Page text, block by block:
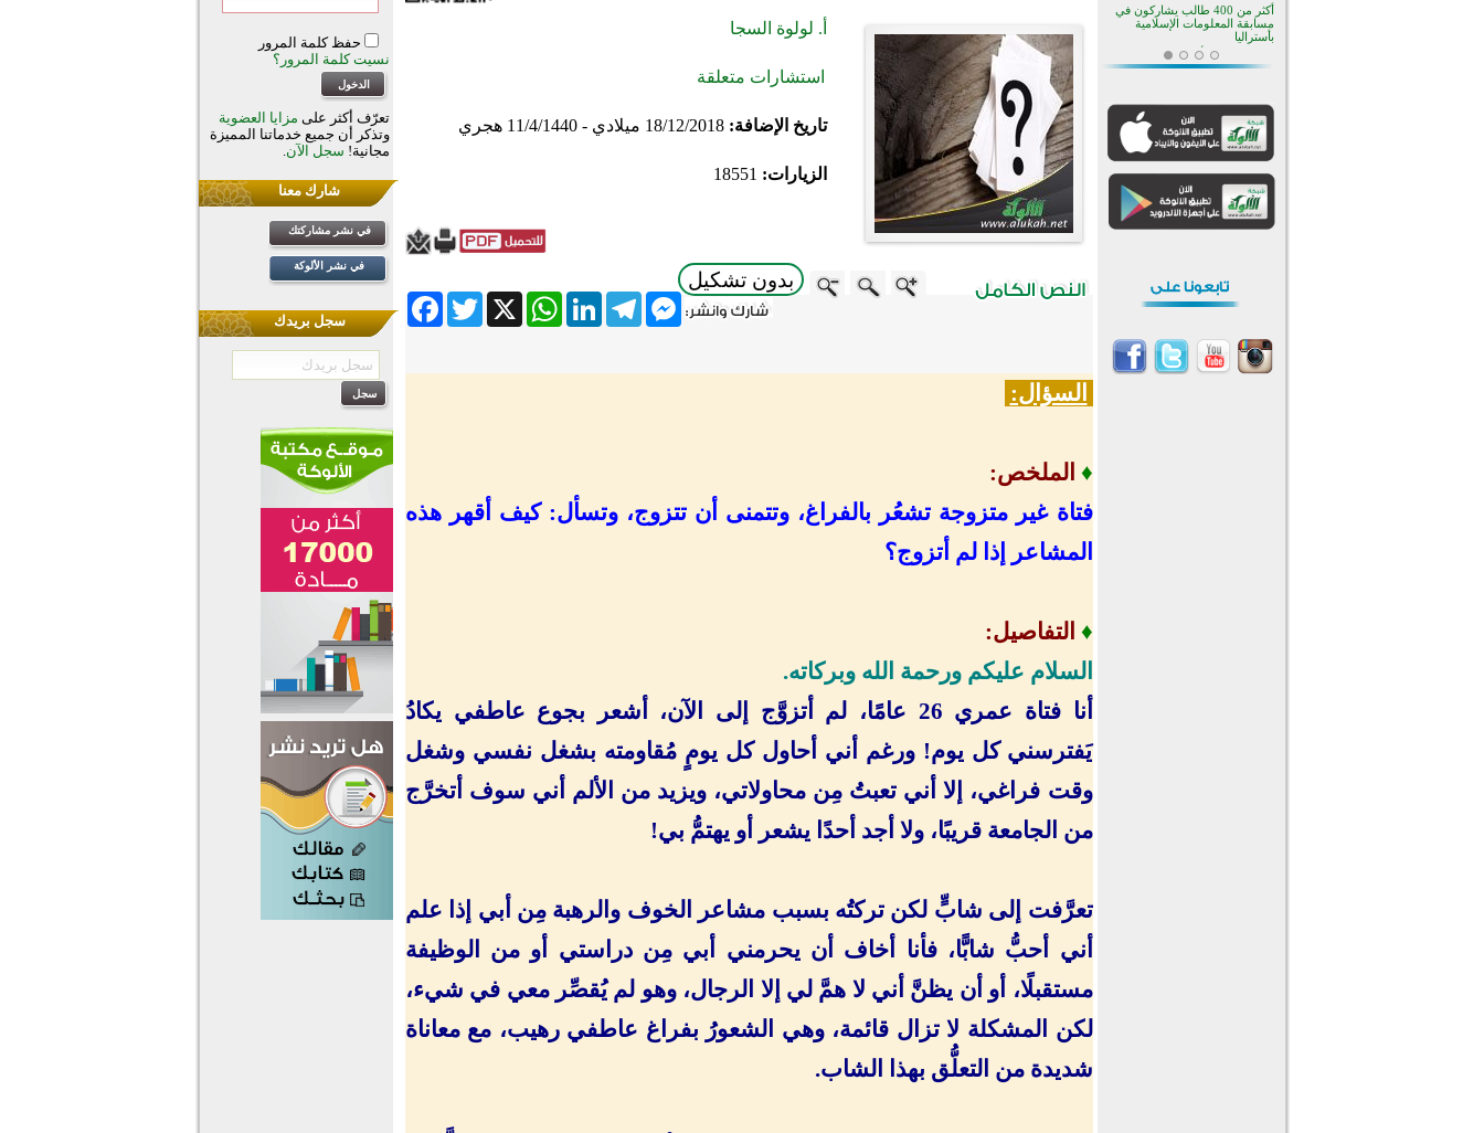
أ. لولوة السجا
استشارات متعلقة
تاريخ الإضافة:18/12/2018 ميلادي - 11/4/1440 هجري
الزيارات: 18551
بدون تشكيل
FacebookTwitter X
WhatsAppLinkedInTelegram
Messenger
السؤال:
♦ الملخص:
فتاة غير متزوجة تشعُر بالفراغ، وتتمنى أن تتزوج، وتسأل: كيف أقهر هذه
المشاعر إذا لم أتزوج؟
♦ التفاصيل:
السلام عليكم ورحمة الله وبركاته.
أنا فتاة عمري 26 عامًا، لم أتزوَّج إلى الآن، أشعر بجوع عاطفي يكادُ
يَفترسني كل يوم! ورغم أني أحاول كل يومٍ مُقاومته بشغل نفسي وشغل
وقت فراغي، إلا أني تعبتُ مِن محاولاتي، ويزيد من الألم أني سوف أتخرَّج
من الجامعة قريبًا، ولا أجد أحدًا يشعر أو يهتمُّ بي!
تعرَّفت إلى شابٍّ لكن تركتُه بسبب مشاعر الخوف والرهبة مِن أبي إذا علم
أني أحبُّ شابًّا، فأنا أخاف أن يحرمني أبي مِن دراستي أو من الوظيفة
مستقبلًا، أو أن يظنَّ أني لا همَّ لي إلا الرجال، وهو لم يُقصِّر معي في شيء،
لكن المشكلة لا تزال قائمة، وهي الشعورُ بفراغ عاطفي رهيب، مع معاناة
شديدة من التعلُّق بهذا الشاب.
حفظ كلمة المرور
نسيت كلمة المرور؟
تعرّف أكثر على مزايا العضوية
وتذكر أن جميع خدماتنا المميزة
مجانية! سجل الآن.
شارك معنا
في نشر مشاركتك
في نشر الألوكة
سجل بريدك
بأستراليا
افتتاح تاريخي لأول مسجد في بلييفليا
بالجبل الأسود منذ أكثر من قرن
منطقة ريبوفسي تحتفل بميلاد
أكبر مشروع إسلامي في ريف
أستراليا يفتتح أبوابه بعد سنوات من
العمل والعطاء
القرآن والتربية في صدارة البرامج
وساراتوف وموردوفيا هذا العام
اختتام الدورة التاسعة لمسابقة حفظ
وتلاوة القرآن الكريم في أزناكاييف
اختتام منافسات قرآنية متميزة في
بنغلاديش بمشاركة 3000 متسابق
مسابقة المعلومات الإسلامية
بأستراليا